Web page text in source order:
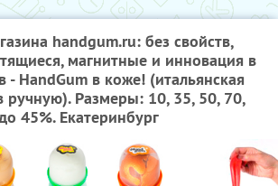
handgum.ru: без свойств,
магнитные и инновация в
- HandGum в коже! (итальянская
ручную). Размеры: 10, 35, 50, 70,
45%. Екатеринбург